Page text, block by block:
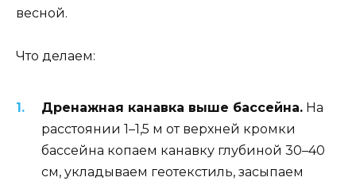
весной.
Что делаем:
Дренажная канавка выше бассейна. На
расстоянии 1–1,5 м от верхней кромки
бассейна копаем канавку глубиной 30–40
см, укладываем геотекстиль, засыпаем